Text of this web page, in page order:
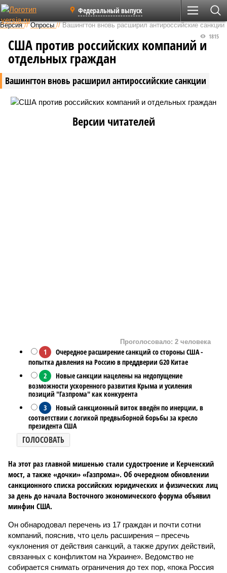
Федеральный выпуск
Версия //Опросы //Вашингтон вновь расширил антироссийские санкции
Вашингтон вновь расширил антироссийские санкции
1815
США против российских компаний и
отдельных граждан
Версии читателей
Проголосовало: 2 человека
1
Очередное расширение санкций со стороны США -
попытка давления на Россию в преддверии G20 Китае
2
Новые санкции нацелены на недопущение
возможности ускоренного развития Крыма и усиления
позиций "Газпрома" как конкурента
3
Новый санкционный виток введён по инерции, в
соответствии с логикой предвыборной борьбы за кресло
президента США
ГОЛОСОВАТЬ
На этот раз главной мишенью стали судостроение и Керченский
мост, а также «дочки» «Газпрома». Об очередном обновлении
санкционного списка российских юридических и физических лиц
за день до начала Восточного экономического форума объявил
минфин США.
Он обнародовал перечень из 17 граждан и почти сотни
компаний, пояснив, что цель расширения – пресечь
«уклонения от действия санкций, а также других действий,
связанных с конфликтом на Украине». Ведомство не
собирается снимать ограничения до тех пор, «пока Россия